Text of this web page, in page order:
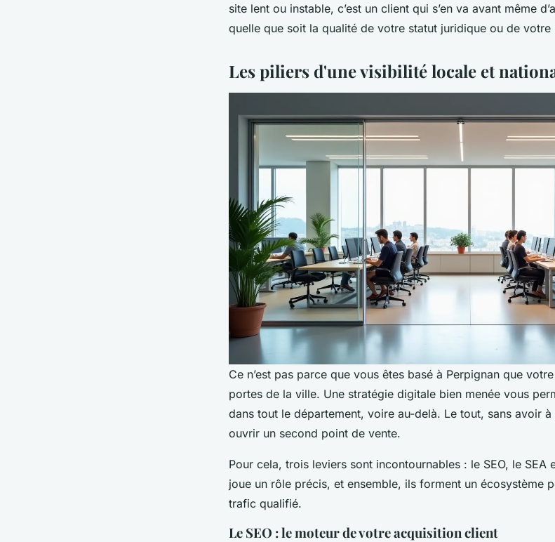
site lent ou instable, c’est un client qui s’en va avant même
quelle que soit la qualité de votre statut juridique ou de votre
Les piliers d'une visibilité locale et
Ce n’est pas parce que vous êtes basé à Perpignan que
portes de la ville. Une stratégie digitale bien menée vous
dans tout le département, voire au-delà. Le tout, sans avoir
ouvrir un second point de vente.
Pour cela, trois leviers sont incontournables : le SEO, le SEA
joue un rôle précis, et ensemble, ils forment un écosystème
trafic qualifié.
Le SEO : le moteur de votre acquisition client